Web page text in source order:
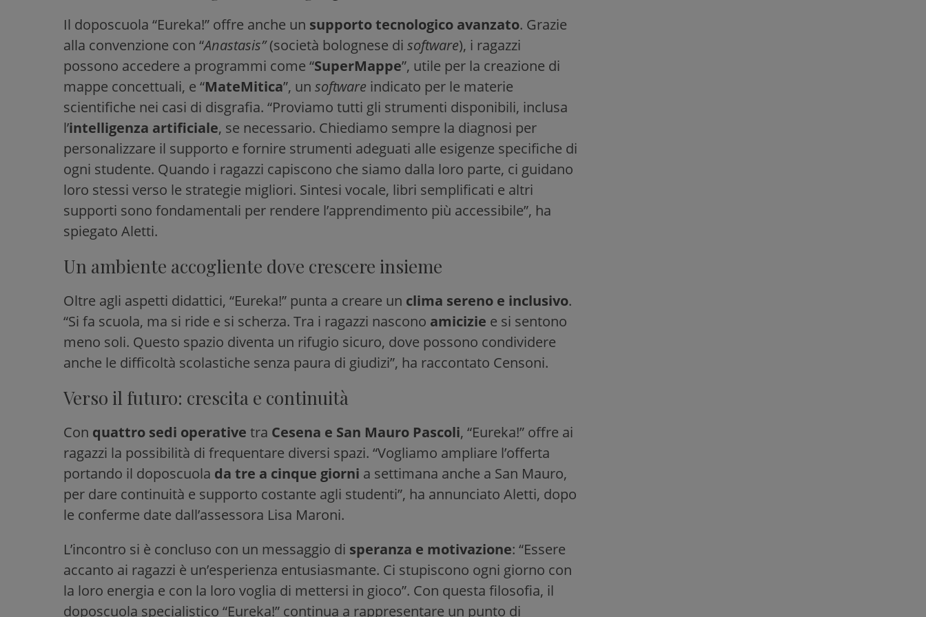
Il doposcuola “Eureka!” offre anche un supporto tecnologico avanzato. Grazie
alla convenzione con “Anastasis”(società bolognese di software), i ragazzi
possono accedere a programmi come “SuperMappe”, utile per la creazione di
mappe concettuali, e “MateMitica”, un software indicato per le materie
scientifiche nei casi di disgrafia. “Proviamo tutti gli strumenti disponibili, inclusa
l’intelligenza artificiale, se necessario. Chiediamo sempre la diagnosi per
personalizzare il supporto e fornire strumenti adeguati alle esigenze specifiche di
ogni studente. Quando i ragazzi capiscono che siamo dalla loro parte, ci guidano
loro stessi verso le strategie migliori. Sintesi vocale, libri semplificati e altri
supporti sono fondamentali per rendere l’apprendimento più accessibile”, ha
spiegato Aletti.
Un ambiente accogliente dove crescere insieme
Oltre agli aspetti didattici, “Eureka!” punta a creare un clima sereno e inclusivo.
“Si fa scuola, ma si ride e si scherza. Tra i ragazzi nascono amicizie e si sentono
meno soli. Questo spazio diventa un rifugio sicuro, dove possono condividere
anche le difficoltà scolastiche senza paura di giudizi”, ha raccontato Censoni.
Verso il futuro: crescita e continuità
Con quattro sedi operative tra Cesena e San Mauro Pascoli, “Eureka!” offre ai
ragazzi la possibilità di frequentare diversi spazi. “Vogliamo ampliare l’offerta
portando il doposcuola da tre a cinque giorni a settimana anche a San Mauro,
per dare continuità e supporto costante agli studenti”, ha annunciato Aletti, dopo
le conferme date dall’assessora Lisa Maroni.
L’incontro si è concluso con un messaggio di speranza e motivazione: “Essere
accanto ai ragazzi è un’esperienza entusiasmante. Ci stupiscono ogni giorno con
la loro energia e con la loro voglia di mettersi in gioco”. Con questa filosofia, il
doposcuola specialistico “Eureka!” continua a rappresentare un punto di